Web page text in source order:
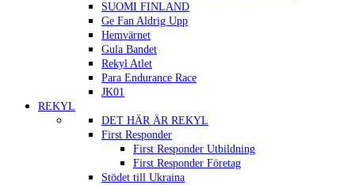
SUOMI FINLAND
Ge Fan Aldrig Upp
Hemvärnet
Gula Bandet
Rekyl Atlet
Para Endurance Race
JK01
REKYL
DET HÄR ÄR REKYL
First Responder
First Responder Utbildning
First Responder Företag
Stödet till Ukraina